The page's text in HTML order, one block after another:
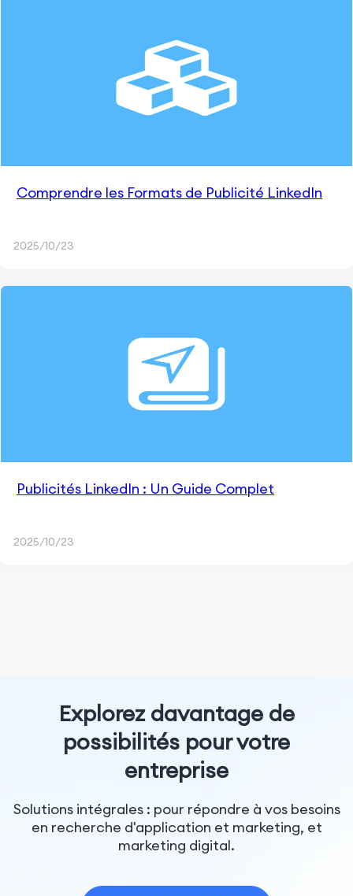
Comprendre les Formats de Publicité LinkedIn
2025/10/23
Publicités LinkedIn : Un Guide Complet
2025/10/23
Explorez davantage de
possibilités pour votre
entreprise
Solutions intégrales : pour répondre à vos besoins
en recherche d'application et marketing, et
marketing digital.